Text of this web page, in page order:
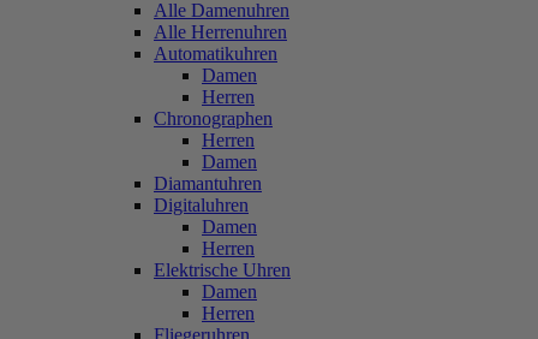
Alle Damenuhren
Alle Herrenuhren
Automatikuhren
Damen
Herren
Chronographen
Herren
Damen
Diamantuhren
Digitaluhren
Damen
Herren
Elektrische Uhren
Damen
Herren
Fliegeruhren